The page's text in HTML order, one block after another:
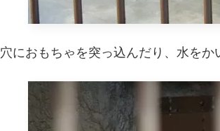
穴におもちゃを突っ込んだり、水をか